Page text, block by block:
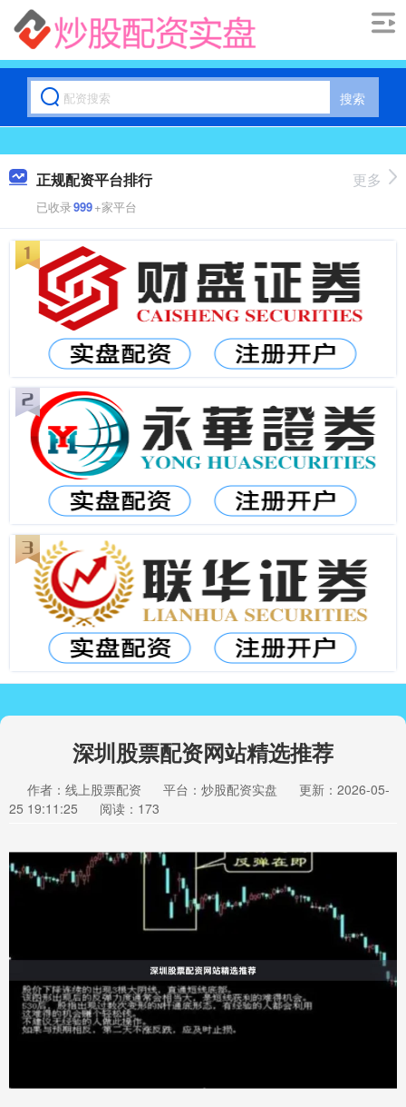
搜索
正规配资平台排行
已收录999+家平台
更多
深圳股票配资网站精选推荐
作者：线上股票配资 平台：炒股配资实盘
更新：2026-05-
25 19:11:25
阅读：173